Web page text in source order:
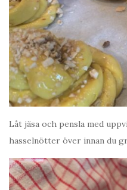
Låt jäsa och pensla med
hasselnötter över innan du